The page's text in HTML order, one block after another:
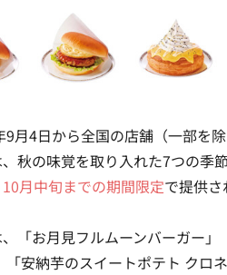
月4日から全国の店舗（一部を
秋の味覚を取り入れた7つの季
10月中旬までの期間限定で提供
「お月見フルムーンバーガー
「安納芋のスイートポテト ク